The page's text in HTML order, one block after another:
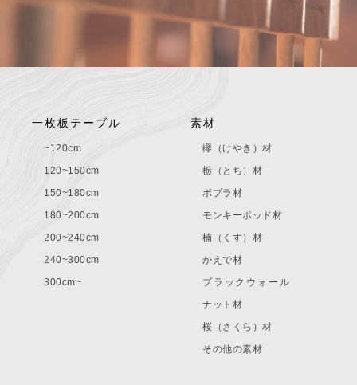
一枚板テーブル
~120cm
120~150cm
150~180cm
180~200cm
200~240cm
240~300cm
300cm~
素材
欅（けやき）材
栃（とち）材
ポプラ材
モンキーポッド材
楠（くす）材
かえで材
ブラックウォール
ナット材
桜（さくら）材
その他の素材